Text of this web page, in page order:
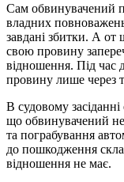
Сам обвинувачений
владних
завдані збитки. А
свою провину
відношення. Під час
провину лише через
В судовому
що обвинувачений
та пограбування
до пошкодження скла
відношення не має.